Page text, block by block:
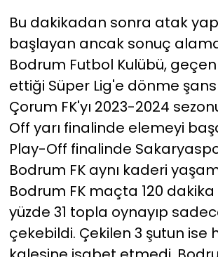
Bu dakikadan sonra atak
başlayan ancak sonuç
Bodrum Futbol Kulübü,
ettiği Süper Lig'e dönme
Çorum FK'yı 2023-2024
Off yarı finalinde elemeyi
Play-Off finalinde
Bodrum FK aynı kaderi
Bodrum FK maçta 120
yüzde 31 topla oynayıp
çekebildi. Çekilen 3 şutun ise